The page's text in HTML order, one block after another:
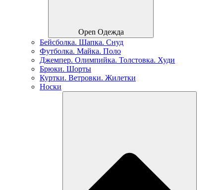
Open Одежда
Бейсболка. Шапка. Снуд
Футболка. Майка. Поло
Джемпер. Олимпийка. Толстовка. Худи
Брюки. Шорты
Куртки. Ветровки. Жилетки
Носки